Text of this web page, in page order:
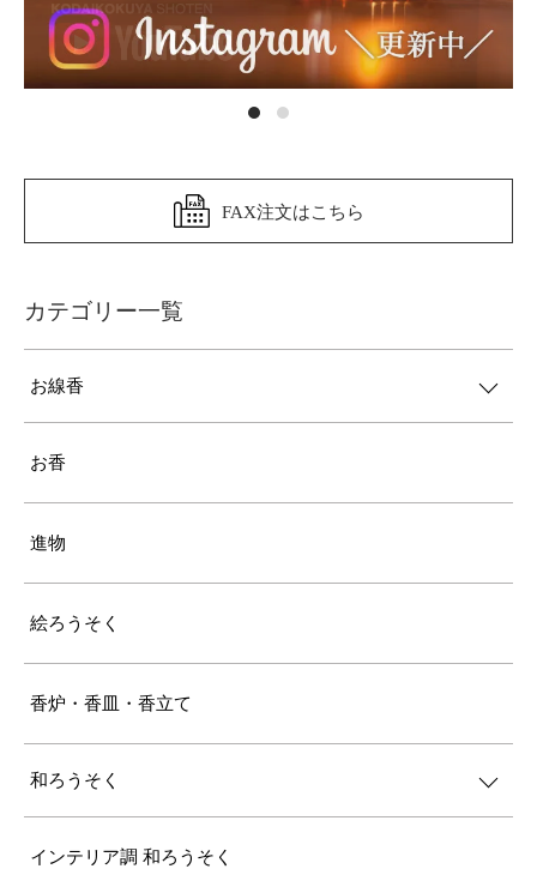
FAX注文はこちら
カテゴリー一覧
お線香
お香
進物
絵ろうそく
香炉・香皿・香立て
和ろうそく
インテリア調 和ろうそく